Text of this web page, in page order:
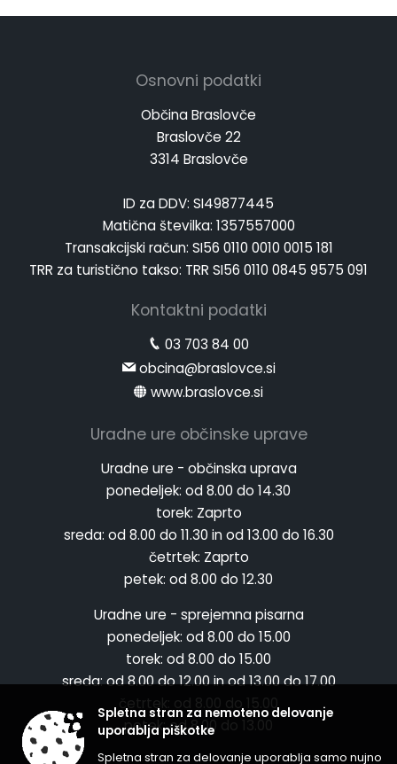
Osnovni podatki
Občina Braslovče
Braslovče 22
3314 Braslovče
ID za DDV: SI49877445
Matična številka: 1357557000
Transakcijski račun: SI56 0110 0010 0015 181
TRR za turistično takso: TRR SI56 0110 0845 9575 091
Kontaktni podatki
03 703 84 00
obcina@braslovce.si
www.braslovce.si
Uradne ure občinske uprave
Uradne ure - občinska uprava
ponedeljek: od 8.00 do 14.30
torek: Zaprto
sreda: od 8.00 do 11.30 in od 13.00 do 16.30
četrtek: Zaprto
petek: od 8.00 do 12.30
Uradne ure - sprejemna pisarna
ponedeljek: od 8.00 do 15.00
torek: od 8.00 do 15.00
sreda:od 8.00 do 12.00 in od 13.00 do 17.00
od 8.00 do 15.00
petek:od 8.00 do 13.00
Spletna stran za nemoteno delovanje
uporablja piškotke
Spletna stran za delovanje uporablja samo nujno